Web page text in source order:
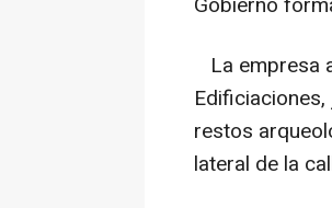
La empresa
restos
lateral de la